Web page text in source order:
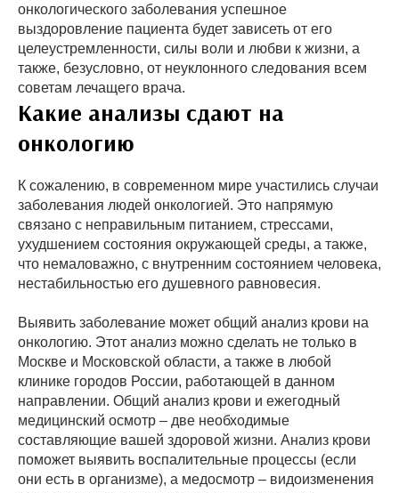
онкологического заболевания успешное
выздоровление пациента будет зависеть от его
целеустремленности, силы воли и любви к жизни, а
также, безусловно, от неуклонного следования всем
советам лечащего врача.
Какие анализы сдают на
онкологию
К сожалению, в современном мире участились случаи
заболевания людей онкологией. Это напрямую
связано с неправильным питанием, стрессами,
ухудшением состояния окружающей среды, а также,
что немаловажно, с внутренним состоянием человека,
нестабильностью его душевного равновесия.
Выявить заболевание может общий анализ крови на
онкологию. Этот анализ можно сделать не только в
Москве и Московской области, а также в любой
клинике городов России, работающей в данном
направлении. Общий анализ крови и ежегодный
медицинский осмотр – две необходимые
составляющие вашей здоровой жизни. Анализ крови
поможет выявить воспалительные процессы (если
они есть в организме), а медосмотр – видоизменения